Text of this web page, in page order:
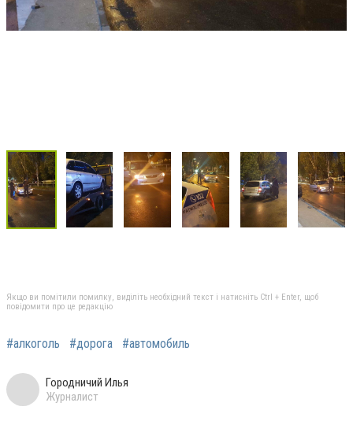
Якщо ви помітили помилку, виділіть необхідний текст і натисніть Ctrl + Enter, щоб
повідомити про це редакцію
#алкоголь #дорога #автомобиль
Городничий Илья
Журналист